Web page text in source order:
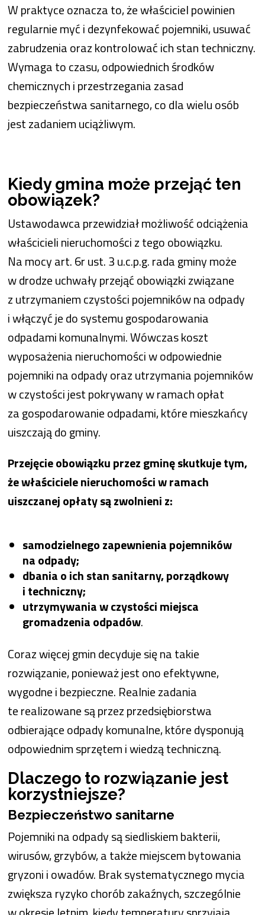
W praktyce oznacza to, że właściciel powinien
regularnie myć i dezynfekować pojemniki, usuwać
zabrudzenia oraz kontrolować ich stan techniczny.
Wymaga to czasu, odpowiednich środków
chemicznych i przestrzegania zasad
bezpieczeństwa sanitarnego, co dla wielu osób
jest zadaniem uciążliwym.
Kiedy gmina może przejąć ten
obowiązek?
Ustawodawca przewidział możliwość odciążenia
właścicieli nieruchomości z tego obowiązku.
Na mocy art. 6r ust. 3 u.c.p.g. rada gminy może
w drodze uchwały przejąć obowiązki związane
z utrzymaniem czystości pojemników na odpady
i włączyć je do systemu gospodarowania
odpadami komunalnymi. Wówczas koszt
wyposażenia nieruchomości w odpowiednie
pojemniki na odpady oraz utrzymania pojemników
w czystości jest pokrywany w ramach opłat
za gospodarowanie odpadami, które mieszkańcy
uiszczają do gminy.
Przejęcie obowiązku przez gminę skutkuje tym,
że właściciele nieruchomości w ramach
uiszczanej opłaty są zwolnieni z:
samodzielnego zapewnienia pojemników
na odpady;
dbania o ich stan sanitarny, porządkowy
i techniczny;
utrzymywania w czystości miejsca
gromadzenia odpadów.
Coraz więcej gmin decyduje się na takie
rozwiązanie, ponieważ jest ono efektywne,
wygodne i bezpieczne. Realnie zadania
te realizowane są przez przedsiębiorstwa
odbierające odpady komunalne, które dysponują
odpowiednim sprzętem i wiedzą techniczną.
Dlaczego to rozwiązanie jest
korzystniejsze?
Bezpieczeństwo sanitarne
Pojemniki na odpady są siedliskiem bakterii,
wirusów, grzybów, a także miejscem bytowania
gryzoni i owadów. Brak systematycznego mycia
zwiększa ryzyko chorób zakaźnych, szczególnie